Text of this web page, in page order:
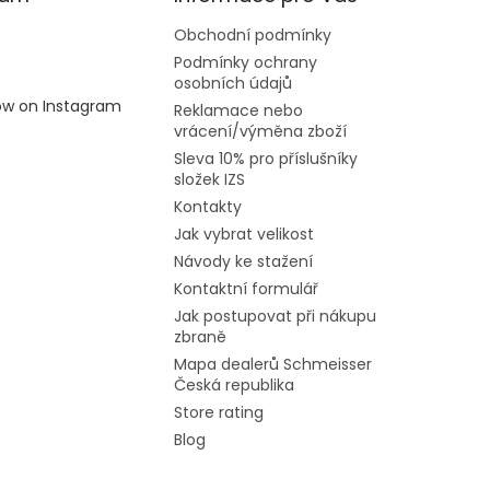
on Instagram
Obchodní podmínky
Podmínky ochrany
osobních údajů
Reklamace nebo
vrácení/výměna zboží
Sleva 10% pro příslušníky
složek IZS
Kontakty
Jak vybrat velikost
Návody ke stažení
Kontaktní formulář
Jak postupovat při nákupu
zbraně
Mapa dealerů Schmeisser
Česká republika
Store rating
Blog